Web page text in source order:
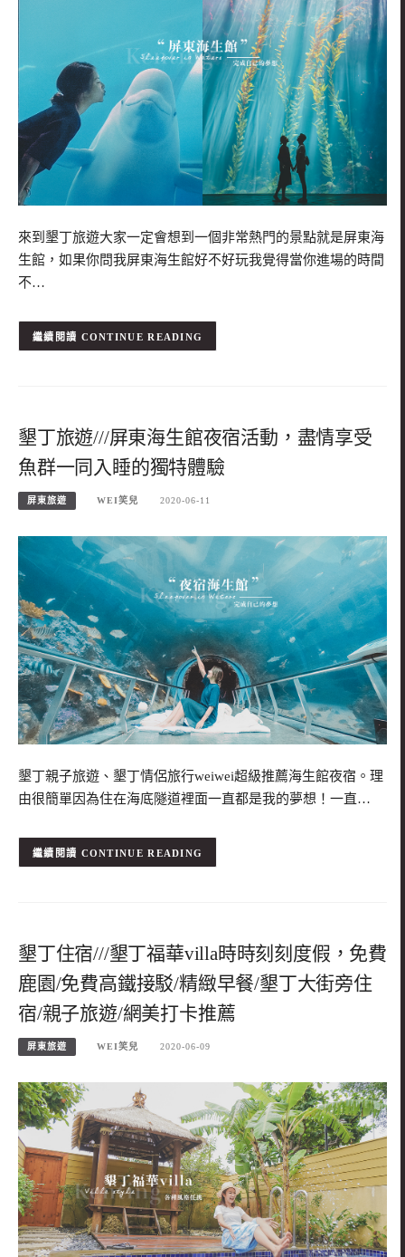
來到墾丁旅遊大家一定會想到一個非常熱門的景點就是屏東海
生館，如果你問我屏東海生館好不好玩我覺得當你進場的時間
不…
CONTINUE READING
墾丁旅遊///屏東海生館夜宿活動，盡情享受
魚群一同入睡的獨特體驗
屏東旅遊 WEI笑兒 2020-06-11
墾丁親子旅遊、墾丁情侶旅行weiwei超級推薦海生館夜宿。理
由很簡單因為住在海底隧道裡面一直都是我的夢想！一直…
CONTINUE READING
墾丁住宿///墾丁福華villa時時刻刻度假，免費
鹿園/免費高鐵接駁/精緻早餐/墾丁大街旁住
宿/親子旅遊/網美打卡推薦
屏東旅遊 WEI笑兒 2020-06-09